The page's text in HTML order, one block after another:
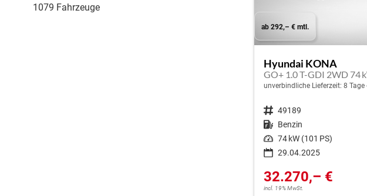
ab 292,– € mtl.
Hyundai KONA
unverbindliche Lieferzeit: 8 Tage
Fahrzeugnr. 49189
Kraftstoff Benzin
Leistung 74 kW (101 PS)
29.04.2025
32.270,– €
incl. 19% MwSt.
1079 Fahrzeuge